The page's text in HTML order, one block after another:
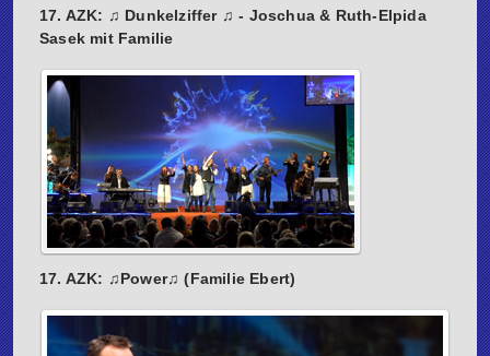
17. AZK: ♫ Dunkelziffer ♫ - Joschua & Ruth-Elpida
Sasek mit Familie
17. AZK: ♫Power♫ (Familie Ebert)